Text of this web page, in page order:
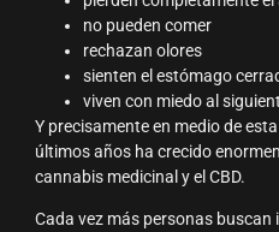
no pueden comer
rechazan olores
sienten el estómago
viven con miedo al
Y precisamente en medio de
últimos años ha crecido
cannabis medicinal y el CBD.
Cada vez más personas